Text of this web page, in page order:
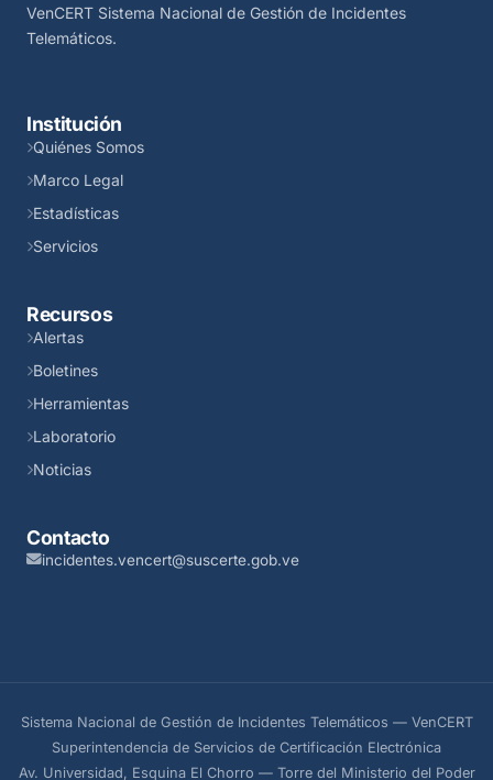
VenCERT Sistema Nacional de Gestión de Incidentes
Telemáticos.
Institución
Quiénes Somos
Marco Legal
Estadísticas
Servicios
Recursos
Alertas
Boletines
Herramientas
Laboratorio
Noticias
Contacto
incidentes.vencert@suscerte.gob.ve
Sistema Nacional de Gestión de Incidentes Telemáticos — VenCERT
Superintendencia de Servicios de Certificación Electrónica
Av. Universidad, Esquina El Chorro — Torre del Ministerio del Poder